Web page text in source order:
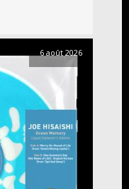
6 août 2026